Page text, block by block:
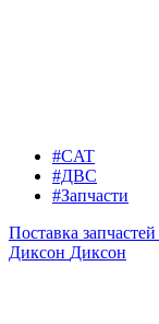
#CAT
#ДВС
#Запчасти
Поставка запчастей
Диксон Диксон